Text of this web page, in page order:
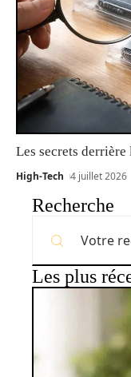
Les secrets derrière
High-Tech 4 juillet 2026
Recherche
Les plus